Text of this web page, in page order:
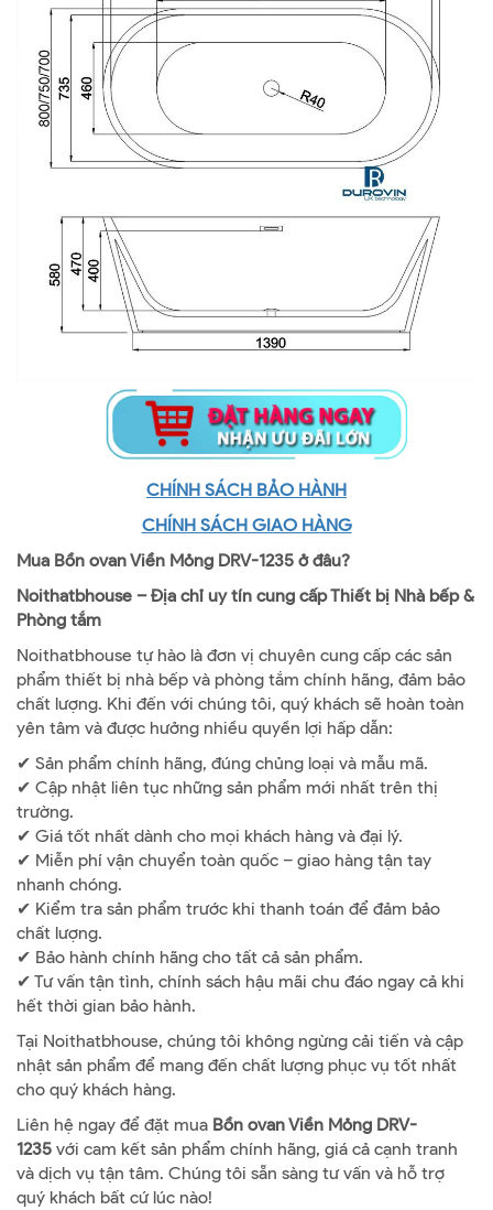
CHÍNH SÁCH BẢO HÀNH
CHÍNH SÁCH GIAO HÀNG
Mua Bồn ovan Viền Mỏng DRV-1235 ở đâu?
Noithatbhouse – Địa chỉ uy tín cung cấp Thiết bị Nhà bếp &
Phòng tắm
Noithatbhouse tự hào là đơn vị chuyên cung cấp các sản
phẩm thiết bị nhà bếp và phòng tắm chính hãng, đảm bảo
chất lượng. Khi đến với chúng tôi, quý khách sẽ hoàn toàn
yên tâm và được hưởng nhiều quyền lợi hấp dẫn:
✔ Sản phẩm chính hãng, đúng chủng loại và mẫu mã.
✔ Cập nhật liên tục những sản phẩm mới nhất trên thị
trường.
✔ Giá tốt nhất dành cho mọi khách hàng và đại lý.
✔ Miễn phí vận chuyển toàn quốc – giao hàng tận tay
nhanh chóng.
✔ Kiểm tra sản phẩm trước khi thanh toán để đảm bảo
chất lượng.
✔ Bảo hành chính hãng cho tất cả sản phẩm.
✔ Tư vấn tận tình, chính sách hậu mãi chu đáo ngay cả khi
hết thời gian bảo hành.
Tại Noithatbhouse, chúng tôi không ngừng cải tiến và cập
nhật sản phẩm để mang đến chất lượng phục vụ tốt nhất
cho quý khách hàng.
Liên hệ ngay để đặt mua Bồn ovan Viền Mỏng DRV-
1235 với cam kết sản phẩm chính hãng, giá cả cạnh tranh
và dịch vụ tận tâm. Chúng tôi sẵn sàng tư vấn và hỗ trợ
quý khách bất cứ lúc nào!